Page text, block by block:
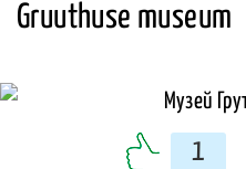
Gruuthuse museum
1